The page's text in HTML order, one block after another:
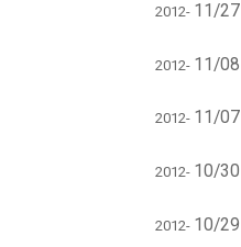
2012- 11/27
2012- 11/08
2012- 11/07
2012- 10/30
2012- 10/29